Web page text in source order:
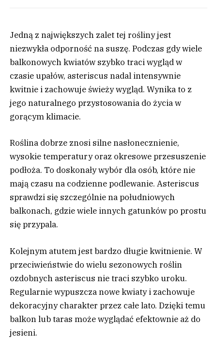
Jedną z największych zalet tej rośliny jest
niezwykła odporność na suszę. Podczas gdy wiele
balkonowych kwiatów szybko traci wygląd w
czasie upałów, asteriscus nadal intensywnie
kwitnie i zachowuje świeży wygląd. Wynika to z
jego naturalnego przystosowania do życia w
gorącym klimacie.
Roślina dobrze znosi silne nasłonecznienie,
wysokie temperatury oraz okresowe przesuszenie
podłoża. To doskonały wybór dla osób, które nie
mają czasu na codzienne podlewanie. Asteriscus
sprawdzi się szczególnie na południowych
balkonach, gdzie wiele innych gatunków po prostu
się przypala.
Kolejnym atutem jest bardzo długie kwitnienie. W
przeciwieństwie do wielu sezonowych roślin
ozdobnych asteriscus nie traci szybko uroku.
Regularnie wypuszcza nowe kwiaty i zachowuje
dekoracyjny charakter przez całe lato. Dzięki temu
balkon lub taras może wyglądać efektownie aż do
jesieni.